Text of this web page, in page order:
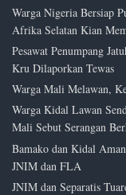
Warga Nigeria Bersiap
Afrika Selatan Kian
Pesawat Penumpang
Kru Dilaporkan Tewas
Warga Mali Melawan,
Warga Kidal Lawan
Mali Sebut Serangan
Bamako dan Kidal
JNIM dan FLA
JNIM dan Separatis